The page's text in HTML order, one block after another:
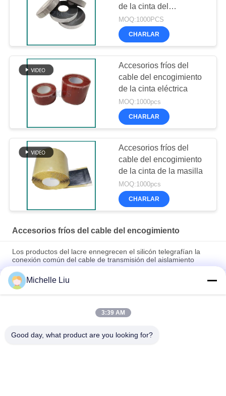
de la cinta del
aislamiento
MOQ:1000PCS
CHARLAR
Accesorios fríos del
cable del encogimiento
de la cinta eléctrica
MOQ:1000pcs
CHARLAR
Accesorios fríos del
cable del encogimiento
de la cinta de la masilla
MOQ:1000pcs
CHARLAR
Accesorios fríos del cable del encogimiento
Los productos del lacre ennegrecen el silicón telegrafían la
conexión común del cable de transmisión del aislamiento
35kv el voltaje tres quita el corazón a equipos al aire libre de
Resisitance de los accesorios fríos ULTRAVIOLETA del
encogimiento
Junto en línea de contracción en frío exterior para cables de
Michelle Liu
3:39 AM
Good day, what product are you looking for?